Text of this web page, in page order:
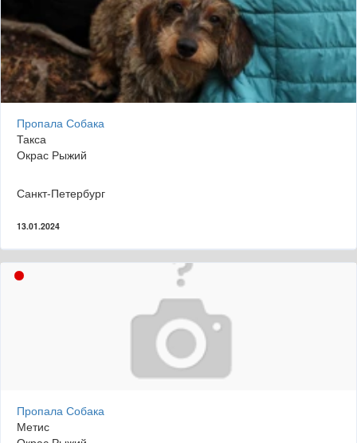
Пропала Собака
Такса
Окрас Рыжий
Санкт-Петербург
13.01.2024
Пропала Собака
Метис